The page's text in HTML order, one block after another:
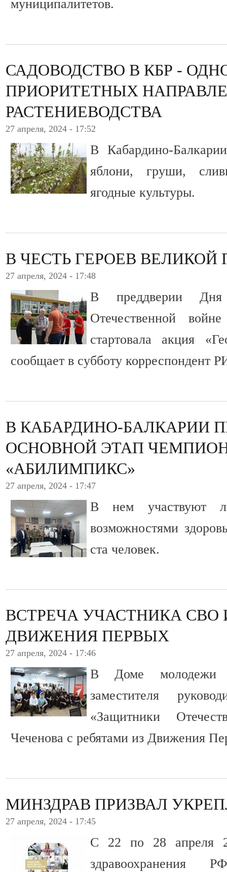
муниципалитетов.
САДОВОДСТВО В КБР -
ПРИОРИТЕТНЫХ
РАСТЕНИЕВОДСТВА
27 апреля, 2024 - 17:52
В Кабардино-
яблони, груши,
ягодные культуры.
В ЧЕСТЬ ГЕРОЕВ ВЕЛИКОЙ
27 апреля, 2024 - 17:48
В преддверии
Отечественной
стартовала акция
сообщает в субботу корреспондент
В КАБАРДИНО-БАЛКАРИИ
ОСНОВНОЙ ЭТАП
«АБИЛИМПИКС»
27 апреля, 2024 - 17:47
В нем участвуют
возможностями
ста человек.
ВСТРЕЧА УЧАСТНИКА СВО
ДВИЖЕНИЯ ПЕРВЫХ
27 апреля, 2024 - 17:46
В Доме молодежи
заместителя
«Защитники
Чеченова с ребятами из Движения
МИНЗДРАВ ПРИЗВАЛ
27 апреля, 2024 - 17:45
С 22 по 28 апреля
здравоохранения